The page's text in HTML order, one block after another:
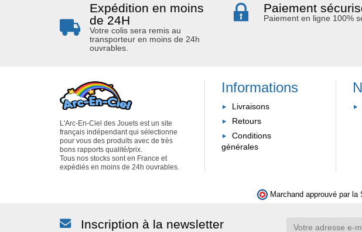
Expédition en moins
de 24H
Votre colis sera remis au
transporteur en moins de 24h
ouvrables.
Paiement
Paiement en ligne 100%
L'Arc-En-Ciel des Jouets est un site
français indépendant qui sélectionne
pour vous des produits avec de très
bons rapports qualité/prix.
Tous nos stocks sont en France et
expédiés en moins de 24h ouvrables.
Informations
Livraisons
Retours
Conditions
générales
Marchand approuvé par
Inscription à la newsletter